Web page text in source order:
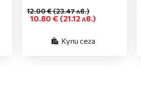
10.80 € (21.12 лв.)
12.00 €(23.47 лв.)
Купи сега